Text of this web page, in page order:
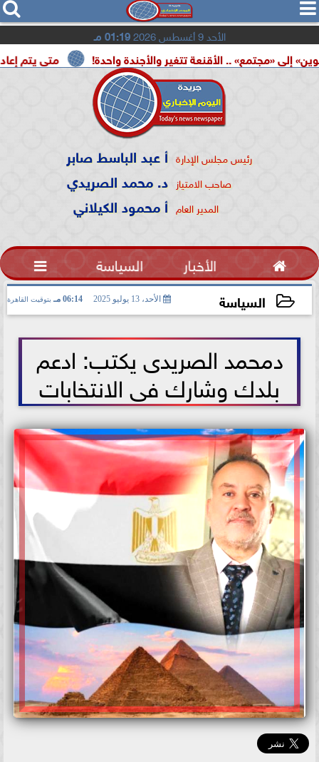
  
الأحد 9 أغسطس 2026 01:19 مـ
متى يتم إعادة تشغيل .. الأقنعة تتغير والأجندة واحدة!
رئيس مجلس الإدارة أ عبد الباسط صابر
صاحب الامتياز د. محمد الصريدي
المدير العام أ محمود الكيلاني
 الأخبار السياسة 
السياسة الأحد، 13 يوليو 2025 06:14 مـ بتوقيت القاهرة
دمحمد الصريدى يكتب: ادعم
بلدك وشارك فى الانتخابات